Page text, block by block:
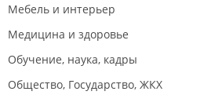
Мебель и интерьер
Медицина и здоровье
Обучение, наука, кадры
Общество, Государство, ЖКХ